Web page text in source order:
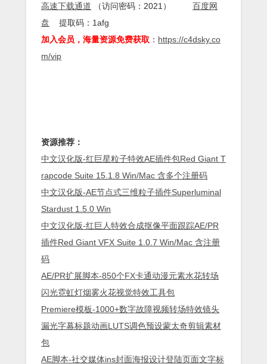
高速下载通道 （访问密码：2021） 百度网
盘 提取码：1afg
加入会员，海量资源免费获取 ： https://c4dsky.co
m/vip
资源推荐：
中文汉化版-红巨星粒子特效AE插件包Red Giant T
rapcode Suite 15.1.8 Win/Mac 含多个注册码
中文汉化版-AE节点式三维粒子插件Superluminal
Stardust 1.5.0 Win
中文汉化版-红巨人特效合成抠像平面跟踪AE/PR
插件Red Giant VFX Suite 1.0.7 Win/Mac 含注册
码
AE/PR扩展脚本-850个FX卡通动漫元素水花转场
闪光霓虹灯烟雾火花视觉特效工具包
Premiere模板-1000+数字故障视频转场特效镜头
漏光字幕标题动画LUTS调色预设蒙太奇剪辑素材
包
AE脚本-社交媒体ins封面海报设计登陆页面文字标